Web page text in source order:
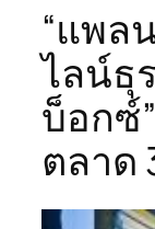
“แพล
ไลน์ธุ
บ็อกซ์
ตลาด